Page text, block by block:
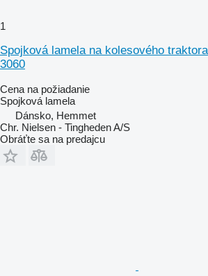
1
Spojková lamela na kolesového
3060
Cena na požiadanie
Spojková lamela
Dánsko, Hemmet
Chr. Nielsen - Tingheden A/S
Obráťte sa na predajcu